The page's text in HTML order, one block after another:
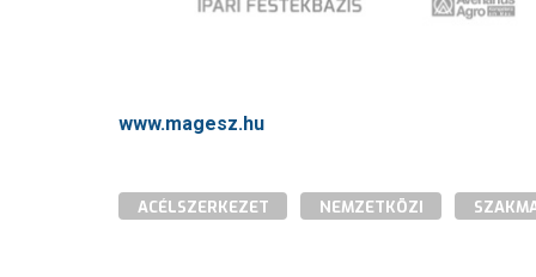
www.magesz.hu
ACÉLSZERKEZET NEMZETKÖZI